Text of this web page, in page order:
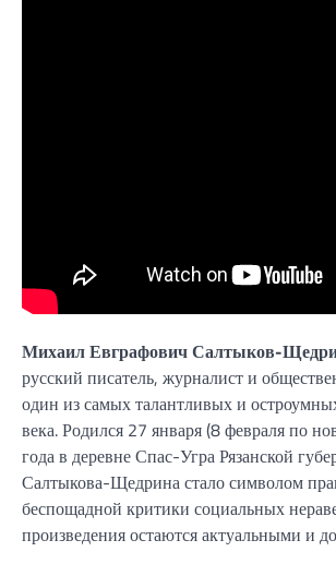
Михаил Евграфович Салтыков-
русский писатель, журналист и
один из самых талантливых и
века. Родился 27 января (8 февраля по
года в деревне Спас-Угра Рязанской
Салтыкова-Щедрина стало символом
беспощадной критики социальных
произведения остаются актуальными и